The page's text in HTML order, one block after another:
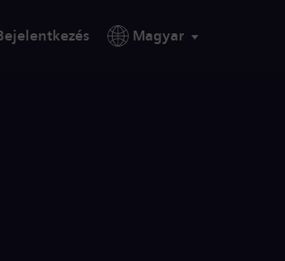
Magyar